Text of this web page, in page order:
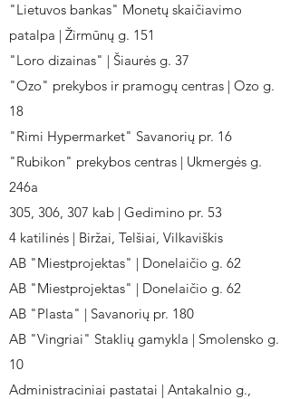
"Lietuvos bankas" Monetų skaičiavimo
patalpa | Žirmūnų g. 151
"Loro dizainas" | Šiaurės g. 37
"Ozo" prekybos ir pramogų centras | Ozo g.
18
"Rimi Hypermarket" Savanorių pr. 16
"Rubikon" prekybos centras | Ukmergės g.
246a
305, 306, 307 kab | Gedimino pr. 53
4 katilinės | Biržai, Telšiai, Vilkaviškis
AB "Miestprojektas" | Donelaičio g. 62
AB "Miestprojektas" | Donelaičio g. 62
AB "Plasta" | Savanorių pr. 180
AB "Vingriai" Staklių gamykla | Smolensko g.
10
Administraciniai pastatai | Antakalnio g.,